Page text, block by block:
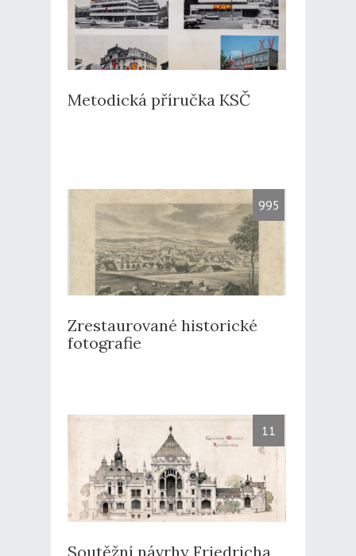
Metodická příručka KSČ
Zrestaurované historické
fotografie
995
Soutěžní návrhy Friedricha
11